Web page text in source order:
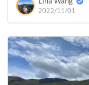
2022/11/01